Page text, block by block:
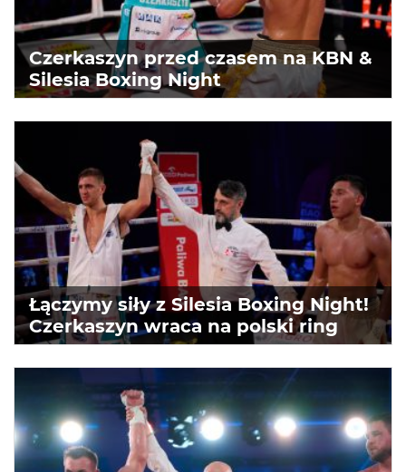
Czerkaszyn przed czasem na KBN &
Silesia Boxing Night
Łączymy siły z Silesia Boxing Night!
Czerkaszyn wraca na polski ring